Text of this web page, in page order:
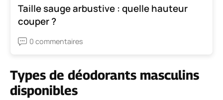
Taille sauge arbustive : quelle hauteur
couper ?
0 commentaires
Types de déodorants masculins
disponibles